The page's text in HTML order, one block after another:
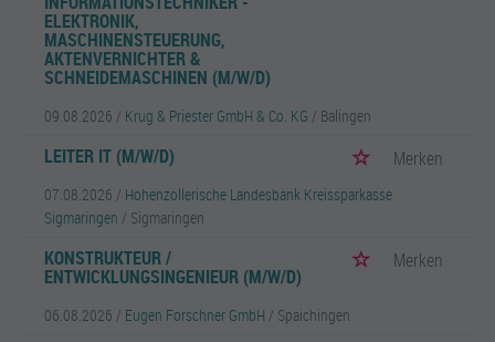
ELEKTRONIK,
MASCHINENSTEUERUNG,
AKTENVERNICHTER &
SCHNEIDEMASCHINEN (M/W/D)
09.08.2026 / Krug & Priester GmbH & Co. KG / Balingen
LEITER IT (M/W/D) Merken
07.08.2026 / Hohenzollerische Landesbank Kreissparkasse
Sigmaringen / Sigmaringen
KONSTRUKTEUR /
ENTWICKLUNGSINGENIEUR (M/W/D)
Merken
06.08.2026 / Eugen Forschner GmbH / Spaichingen